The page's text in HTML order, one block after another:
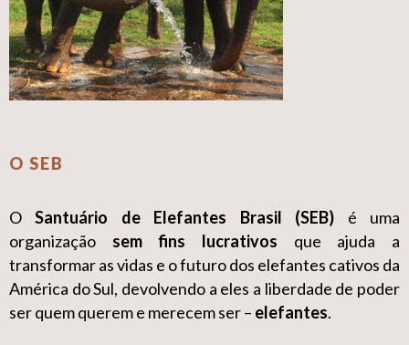
O SEB
OSantuário de Elefantes Brasil (SEB) é uma
organização sem fins lucrativos que ajuda a
transformar as vidas e o futuro dos elefantes cativos da
América do Sul, devolvendo a eles a liberdade de poder
ser quem querem e merecem ser – elefantes.